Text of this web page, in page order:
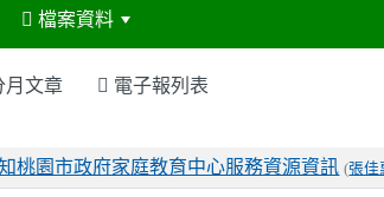
檔案資料
月文章 電子報列表
桃園市政府家庭教育中心服務資源資訊 (張佳